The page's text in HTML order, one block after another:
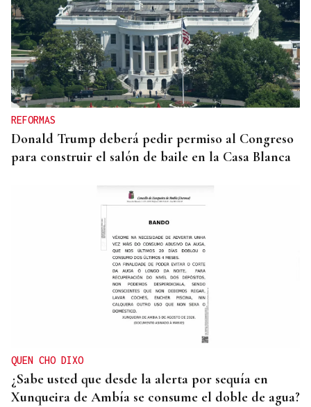
SEGURIDAD INFANTIL
Un tribunal de Estados Unidos multa a Meta con
567 millones de dólares por perjudicar la salud
mental de los menores
REFORMAS
Donald Trump deberá pedir permiso al Congreso
para construir el salón de baile en la Casa Blanca
QUEN CHO DIXO
¿Sabe usted que desde la alerta por sequía en
Xunqueira de Ambía se consume el doble de agua?